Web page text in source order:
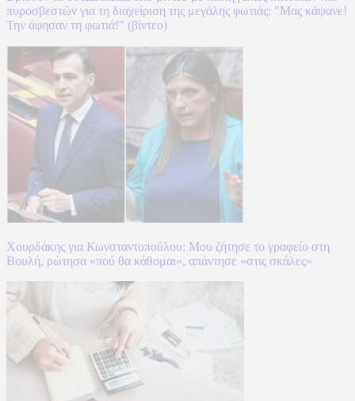
πυροσβεστών για τη διαχείριση της μεγάλης φωτιάς: "Μας κάψανε!
Την άφησαν τη φωτιά!" (βίντεο)
Χουρδάκης για Κωνσταντοπούλου: Μου ζήτησε το γραφείο στη
Βουλή, ρώτησα «πού θα κάθομαι», απάντησε «στις σκάλες»